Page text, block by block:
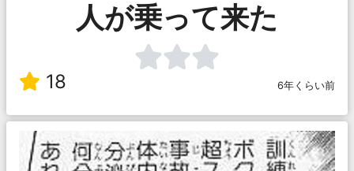
人が乗って来た
18 6年くらい前